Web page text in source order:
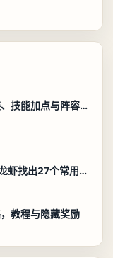
异环白藏养成攻略，毕业配装、技能加点与阵容搭配保姆级解析
聪明开局吧第147关攻略，养龙虾找出27个常用字通关答案
教程与隐藏奖励